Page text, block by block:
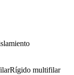
Rígido multifilar